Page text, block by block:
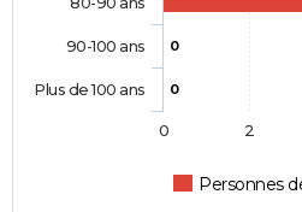
0
0
Personnes
90-100 ans
Plus de 100 ans
0 2